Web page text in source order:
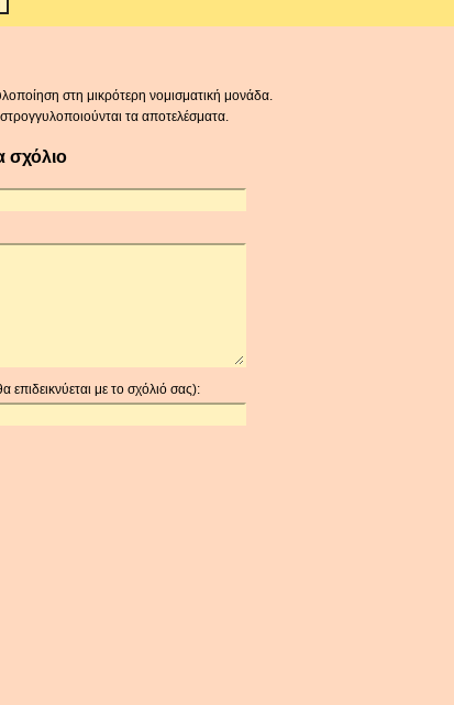
στη μικρότερη νομισματική μονάδα.
τα αποτελέσματα.
σχόλιο
επιδεικνύεται με το σχόλιό σας):